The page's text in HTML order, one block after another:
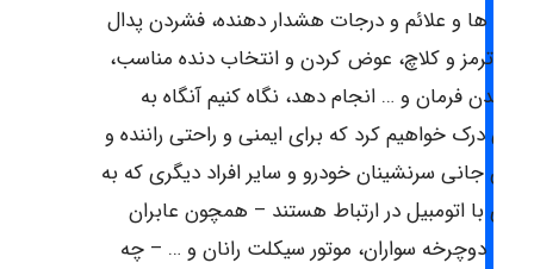
ها و علائم و درجات هشدار دهنده، فشردن پدال
و ترمز و کلاچ، عوض کردن و انتخاب دنده مناسب،
فرمان و … انجام دهد، نگاه کنیم آنگاه به
درک خواهیم کرد که برای ایمنی و راحتی راننده و
جانی سرنشینان خودرو و سایر افراد دیگری که به
با اتومبیل در ارتباط هستند – همچون عابران
دوچرخه سواران، موتور سیکلت رانان و … – چه